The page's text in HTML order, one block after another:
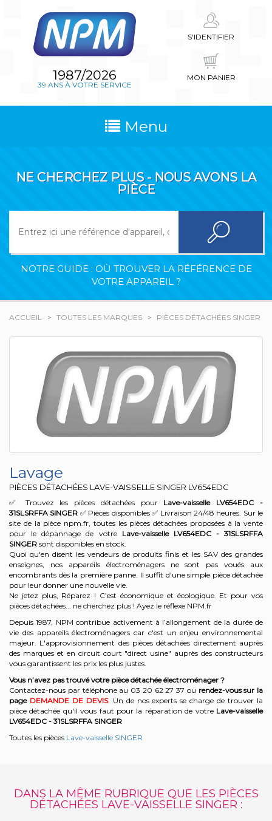
1987/2026
39 ANS À VOTRE SERVICE
S'IDENTIFIER
MON PANIER
Menu
NE CHERCHEZ PLUS - NOUS AVONS LA
PIÈCE
NOTRE GUIDE : OÙ TROUVER LA RÉFÉRENCE DE
VOTRE APPAREIL ?
ACCUEIL TOUTES LES MARQUES PIÈCES DÉTACHÉES SINGER
Lavage
PIÈCES DÉTACHÉES LAVE-VAISSELLE SINGER LV654EDC
✅ Trouvez les pièces détachées pour Lave-vaisselle LV654EDC -
31SLSRFFA SINGER ✅ Pièces disponibles ✅ Livraison 24/48 heures. Sur le
site de la pièce npm.fr, toutes les pièces détachées proposées à la vente
pour le dépannage de votre Lave-vaisselle LV654EDC - 31SLSRFFA
SINGER sont disponibles en stock.
Quoi qu'en disent les vendeurs de produits finis et les SAV des grandes
enseignes, nos appareils électroménagers ne sont pas voués aux
encombrants dès la première panne. Il suffit d'une simple pièce détachée
pour leur donner une nouvelle vie.
Ne jetez plus, Réparez ! C'est économique et écologique. Et pour vos
pièces détachées... ne cherchez plus ! Ayez le réflexe NPM.fr
Depuis 1987, NPM contribue activement à l’allongement de la durée de
vie des appareils électroménagers car c'est un enjeu environnemental
majeur. L'approvisionnement des pièces détachées directement auprès
des marques et en circuit court "direct usine" auprès des constructeurs
vous garantissent les prix les plus justes.
Vous n’avez pas trouvé votre pièce détachée électroménager ?
Contactez-nous par téléphone au 03 20 62 27 37 ou rendez-vous sur la
page DEMANDE DE DEVIS. Un de nos experts se charge de trouver la
pièce détachée qu'il vous faut pour la réparation de votre Lave-vaisselle
LV654EDC - 31SLSRFFA SINGER
Toutes les pièces Lave-vaisselle SINGER
DANS LA MÊME RUBRIQUE QUE LES PIÈCES
DÉTACHÉES LAVE-VAISSELLE SINGER :